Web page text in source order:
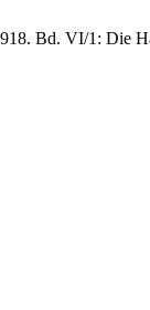
Bd. VI/1: Die